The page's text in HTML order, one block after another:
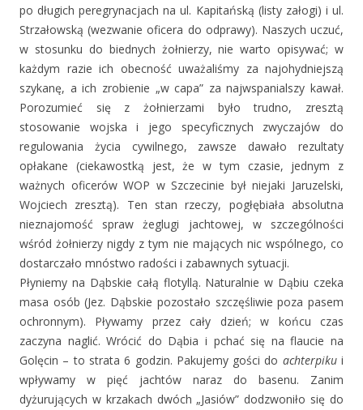
po długich peregrynacjach na ul. Kapitańską (listy załogi) i ul.
Strzałowską (wezwanie oficera do odprawy). Naszych uczuć,
w stosunku do biednych żołnierzy, nie warto opisywać; w
każdym razie ich obecność uważaliśmy za najohydniejszą
szykanę, a ich zrobienie „w capa” za najwspanialszy kawał.
Porozumieć się z żołnierzami było trudno, zresztą
stosowanie wojska i jego specyficznych zwyczajów do
regulowania życia cywilnego, zawsze dawało rezultaty
opłakane (ciekawostką jest, że w tym czasie, jednym z
ważnych oficerów WOP w Szczecinie był niejaki Jaruzelski,
Wojciech zresztą). Ten stan rzeczy, pogłębiała absolutna
nieznajomość spraw żeglugi jachtowej, w szczególności
wśród żołnierzy nigdy z tym nie mających nic wspólnego, co
dostarczało mnóstwo radości i zabawnych sytuacji.
Płyniemy na Dąbskie całą flotyllą. Naturalnie w Dąbiu czeka
masa osób (Jez. Dąbskie pozostało szczęśliwie poza pasem
ochronnym). Pływamy przez cały dzień; w końcu czas
zaczyna naglić. Wrócić do Dąbia i pchać się na flaucie na
Golęcin – to strata 6 godzin. Pakujemy gości do achterpikui
wpływamy w pięć jachtów naraz do basenu. Zanim
dyżurujących w krzakach dwóch „Jasiów” dodzwoniło się do